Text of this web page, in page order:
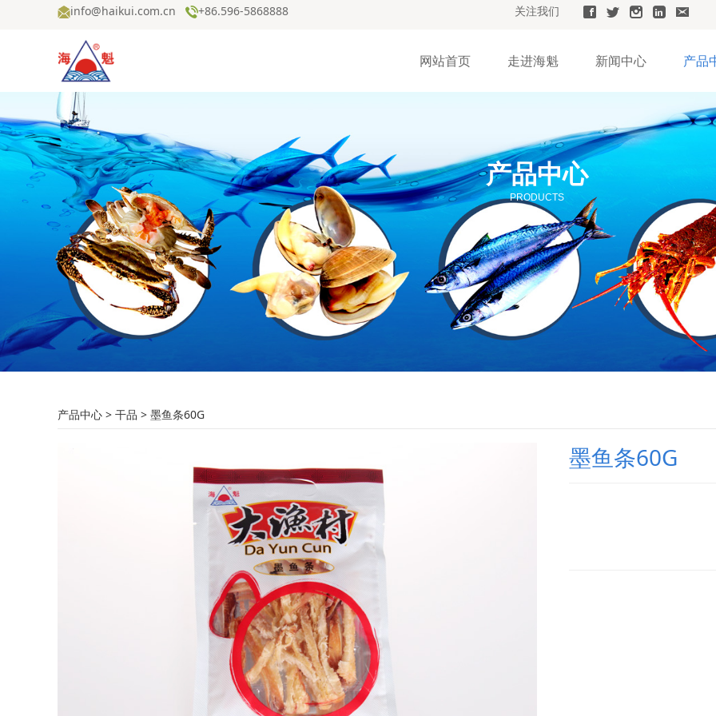
info@haikui.com.cn +86.596-5868888 关注我们
网站首页 走进海魁 新闻中心 产品
产品中心
PRODUCTS
墨鱼条60G
产品中心 > 干品 > 墨鱼条60G
墨鱼条60G